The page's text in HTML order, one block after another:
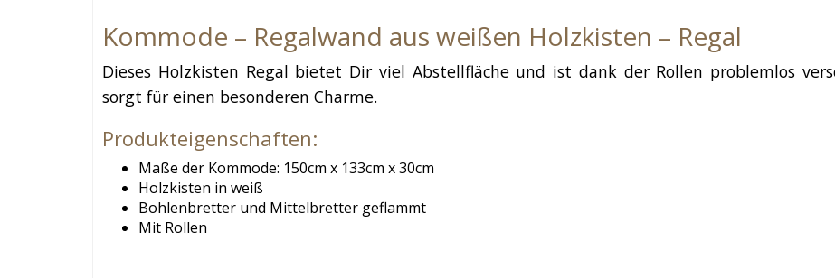
Kommode – Regalwand aus weißen Holzkisten – Regal
Dieses Holzkisten Regal bietet Dir viel Abstellfläche und ist dank der Rollen problemlos
sorgt für einen besonderen Charme.
Produkteigenschaften:
Maße der Kommode: 150cm x 133cm x 30cm
Holzkisten in weiß
Bohlenbretter und Mittelbretter geflammt
Mit Rollen